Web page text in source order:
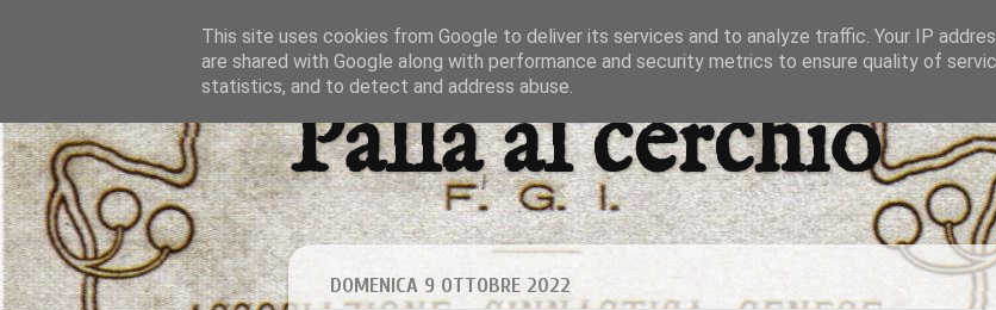
Palla al cerchio
DOMENICA 9 OTTOBRE 2022
This site uses cookies from Google to deliver its services and to analyze traffic. Your IP
are shared with Google along with performance and security metrics to ensure quality of
statistics, and to detect and address abuse.